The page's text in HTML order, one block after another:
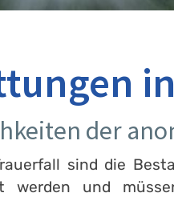
der
sind die
werden und